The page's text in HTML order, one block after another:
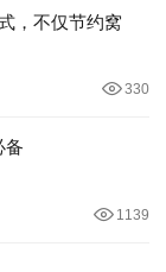
，不仅节约窝
330
备
1139